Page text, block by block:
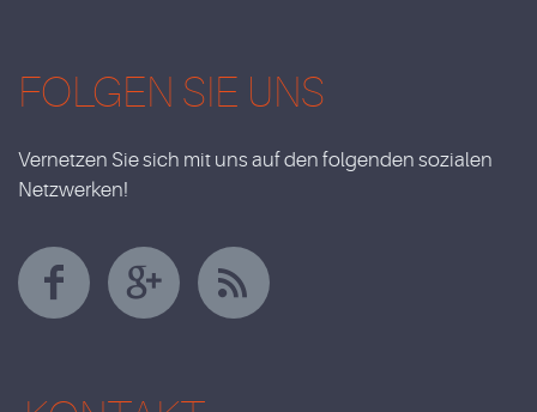
FOLGEN SIE UNS
Vernetzen Sie sich mit uns auf den folgenden sozialen
Netzwerken!